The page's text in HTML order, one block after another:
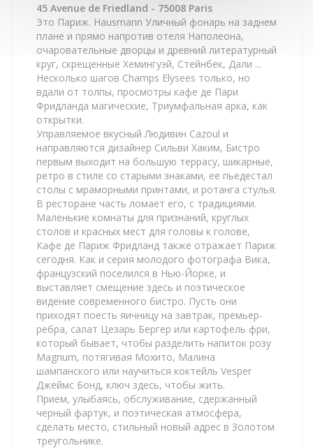
45 Avenue de Friedland - 75008 Paris
Это Париж. Hausmann Уличный фонарь на заднем
плане и прямо напротив отеля Наполеона,
очаровательные дворцы и древний литературный
круг, скрещенные Хемингуэй, Стейнбек, Дали ...
Несколько шагов Champs Elysees только, но
вдали от толпы, просмотры кафе де Пари
Фридланда магические, Триумфальная арка, как
открытки.
Управляемое вкусный Людивин Cazoul и
направляются дизайнер Сильви Хаким, Бистро
первым выходит на большую террасу, шикарные,
ретро в стиле со старыми знаками, ее пьедестал
столы с мраморными принтами, и ротанга стулья.
В ресторане часть ломает его, с традициями.
Маленькие комнаты для признаний, круглых
столов и красных мест для головы к голове,
Кафе де Париж Фридланд также отражает Париж
сегодня. Как и серия молодого фотографа Вика,
французский поселился в Нью-Йорке, и
выставляет смещение здесь и поэтическое
видение современного бистро. Пусть они
приходят поесть яичницу на завтрак, премьер-
ребра, салат Цезарь Бергер или картофель фри,
который бывает, чтобы разделить напиток розу
Magnum, потягивая Мохито, Малина
шампанского или научиться коктейль Vesper
Джеймс Бонд, ключ здесь, чтобы жить.
Прием, улыбаясь, обслуживание, сдержанный
черный фартук, и поэтическая атмосфера,
сделать место, стильный новый адрес в Золотом
треугольнике.